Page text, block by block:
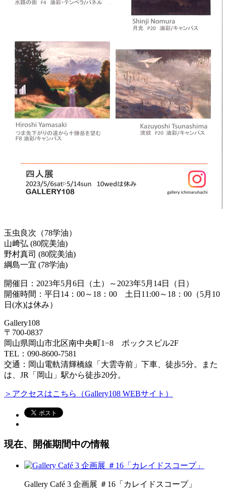
玉虫良次（78学油）
山﨑弘 (80院美油)
野村真司 (80院美油)
綱島一宜 (78学油)
開催日：2023年5月6日（土）～2023年5月14日（日）
開催時間：平日14：00～18：00 土日11:00～18：00（5月10
日(水)は休み）
Gallery108
〒700-0837
岡山県岡山市北区南中央町1−8 ボックスビル2F
TEL：090-8600-7581
交通：岡山電軌清輝橋線「大雲寺前」下車、徒歩5分。また
は、JR「岡山」駅から徒歩20分。
＞アクセスはこちら（Gallery108 WEBサイト）
現在、開催期間中の情報
Gallery Café 3 企画展 ＃16「カレイドスコープ」